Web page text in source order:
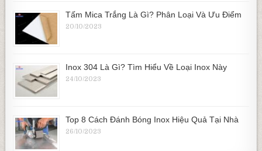
Tấm Mica Trắng Là Gì? Phân Loại Và Ưu Điểm
20/10/2023
Inox 304 Là Gì? Tìm Hiểu Về Loại Inox Này
24/10/2023
Top 8 Cách Đánh Bóng Inox Hiệu Quả Tại Nhà
26/10/2023